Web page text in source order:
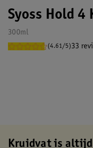
Syoss Hold 4
300ml
(4.61/5)33
Kruidvat is